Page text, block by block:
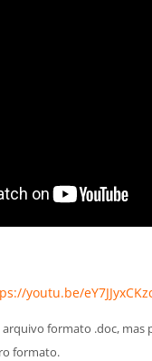
youtu.be/
formato .doc, mas
formato.